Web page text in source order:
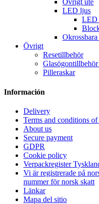
Övrigt ute
LED ljus
LED
Övrigt
Resetillbehör
Pilleraskar
Información
Delivery
Terms and conditions of
About us
Secure payment
GDPR
Cookie policy
Verpackregister
Vi är registrerade på
nummer för norsk skatt
Länkar
Mapa del sitio